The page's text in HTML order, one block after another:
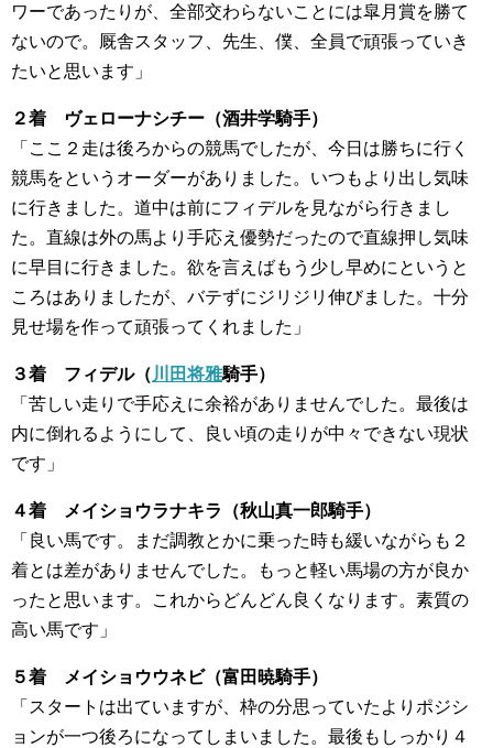
ワーであったりが、全部交わらないことには皐月賞を勝て
ないので。厩舎スタッフ、先生、僕、全員で頑張っていき
たいと思います」
２着 ヴェローナシチー（酒井学騎手）
「ここ２走は後ろからの競馬でしたが、今日は勝ちに行く
競馬をというオーダーがありました。いつもより出し気味
に行きました。道中は前にフィデルを見ながら行きまし
た。直線は外の馬より手応え優勢だったので直線押し気味
に早目に行きました。欲を言えばもう少し早めにというと
ころはありましたが、バテずにジリジリ伸びました。十分
見せ場を作って頑張ってくれました」
３着 フィデル（ 川田将雅騎手）
「苦しい走りで手応えに余裕がありませんでした。最後は
内に倒れるようにして、良い頃の走りが中々できない現状
です」
４着 メイショウラナキラ（秋山真一郎騎手）
「良い馬です。まだ調教とかに乗った時も緩いながらも２
着とは差がありませんでした。もっと軽い馬場の方が良か
ったと思います。これからどんどん良くなります。素質の
高い馬です」
５着 メイショウウネビ（富田暁騎手）
「スタートは出ていますが、枠の分思っていたよりポジシ
ョンが一つ後ろになってしまいました。最後もしっかり４